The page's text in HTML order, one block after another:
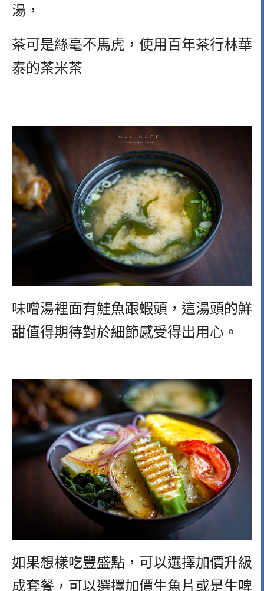
湯，
茶可是絲毫不馬虎，使用百年茶行林華
泰的茶米茶
味噌湯裡面有鮭魚跟蝦頭，這湯頭的鮮
甜值得期待對於細節感受得出用心。
如果想樣吃豐盛點，可以選擇加價升級
成套餐，可以選擇加價生魚片或是生啤